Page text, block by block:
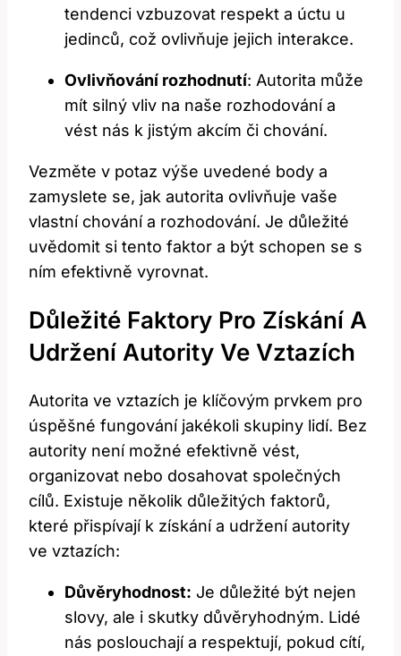
tendenci vzbuzovat respekt a úctu u
jedinců, což ovlivňuje jejich interakce.
Ovlivňování rozhodnutí: Autorita může
mít silný vliv na naše rozhodování a
vést nás k jistým akcím či chování.
Vezměte v potaz výše uvedené body a
zamyslete se, jak autorita ovlivňuje vaše
vlastní chování a rozhodování. Je důležité
uvědomit si tento faktor a být schopen se s
ním efektivně vyrovnat.
Důležité Faktory Pro Získání A
Udržení Autority Ve Vztazích
Autorita ve vztazích je klíčovým prvkem pro
úspěšné fungování jakékoli skupiny lidí. Bez
autority není možné efektivně vést,
organizovat nebo dosahovat společných
cílů. Existuje několik důležitých faktorů,
které přispívají k získání a udržení autority
ve vztazích:
Důvěryhodnost: Je důležité být nejen
slovy, ale i skutky důvěryhodným. Lidé
nás poslouchají a respektují, pokud cítí,